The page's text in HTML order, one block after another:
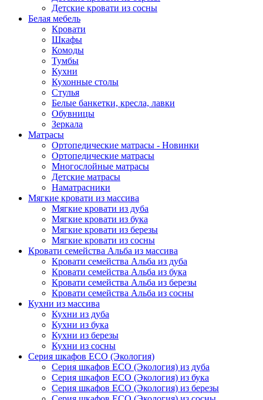
Детские кровати из сосны
Белая мебель
Кровати
Шкафы
Комоды
Тумбы
Кухни
Кухонные столы
Стулья
Белые банкетки, кресла, лавки
Обувницы
Зеркала
Матрасы
Ортопедические матрасы - Новинки
Ортопедические матрасы
Многослойные матрасы
Детские матрасы
Наматрасники
Мягкие кровати из массива
Мягкие кровати из дуба
Мягкие кровати из бука
Мягкие кровати из березы
Мягкие кровати из сосны
Кровати семейства Альба из массива
Кровати семейства Альба из дуба
Кровати семейства Альба из бука
Кровати семейства Альба из березы
Кровати семейства Альба из сосны
Кухни из массива
Кухни из дуба
Кухни из бука
Кухни из березы
Кухни из сосны
Серия шкафов ECO (Экология)
Серия шкафов ECO (Экология) из дуба
Серия шкафов ECO (Экология) из бука
Серия шкафов ECO (Экология) из березы